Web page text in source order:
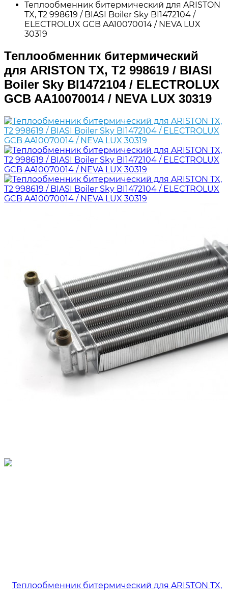
Теплообменник битермический для ARISTON
TX, T2 998619 / BIASI Boiler Sky BI1472104 /
ELECTROLUX GCB AA10070014 / NEVA LUX
30319
Теплообменник битермический
для ARISTON TX, T2 998619 / BIASI
Boiler Sky BI1472104 / ELECTROLUX
GCB AA10070014 / NEVA LUX 30319